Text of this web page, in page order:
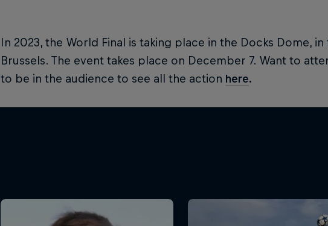
In 2023, the World Final is taking place in the Docks Dome,
Brussels. The event takes place on December 7. Want to
to be in the audience to see all the action here.